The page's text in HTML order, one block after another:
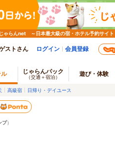
ゃらんnet ～日本最大級の宿・ホテル予約サイト
ストさん ログイン 会員登録
ル じゃらんパック
（交通＋宿泊） 遊び・体験
高級宿 日帰り・デイユース
プ）